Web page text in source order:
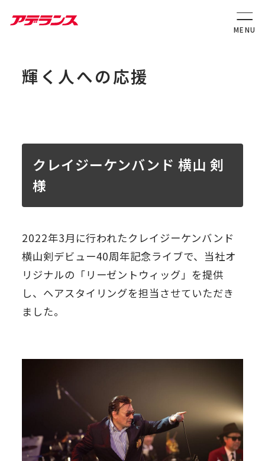
輝く人への応援
クレイジーケンバンド 横山 剣
様
2022年3月に行われたクレイジーケンバンド
横山剣デビュー40周年記念ライブで、当社オ
リジナルの「リーゼントウィッグ」を提供
し、ヘアスタイリングを担当させていただき
ました。